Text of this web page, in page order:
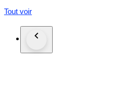
Tout voir